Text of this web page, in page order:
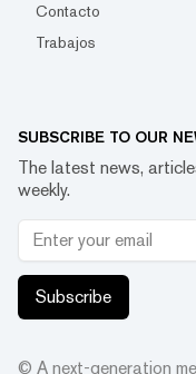
Contacto
Trabajos
SUBSCRIBE TO OUR
The latest news,
weekly.
Subscribe
© A next-generation